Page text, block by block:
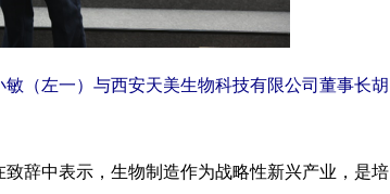
（左一）与西安天美生物科技有限公司董事长胡
辞中表示，生物制造作为战略性新兴产业，是培